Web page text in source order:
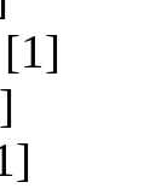
[1]